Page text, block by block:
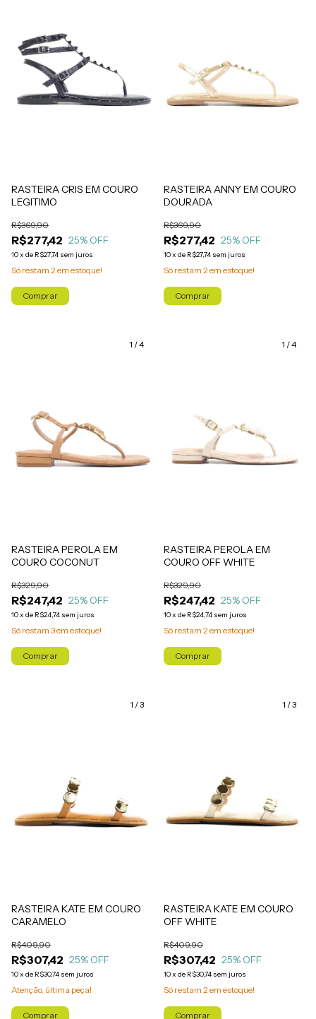
RASTEIRA CRIS EM COURO
LEGITIMO
R$277,42
R$369,90
25% OFF
10x de R$27,74 sem juros
Só restam 2em estoque!
Comprar
RASTEIRA ANNY EM COURO
DOURADA
R$277,42
R$369,90
25% OFF
10x de R$27,74 sem juros
Só restam 2em estoque!
Comprar
1 /4
RASTEIRA PEROLA EM
COURO COCONUT
R$247,42
R$329,90
25% OFF
10x de R$24,74 sem juros
Só restam 3em estoque!
Comprar
1 /4
RASTEIRA PEROLA EM
COURO OFF WHITE
R$247,42
R$329,90
25% OFF
10x de R$24,74 sem juros
Só restam 2 em estoque!
Comprar
1 /3
RASTEIRA KATE EM COURO
CARAMELO
R$307,42
R$409,90
25% OFF
10x de R$30,74 sem juros
Atenção, última peça!
Comprar
1 /3
RASTEIRA KATE EM COURO
OFF WHITE
R$307,42
R$409,90
25% OFF
10x de R$30,74 sem juros
Só restam 2 em estoque!
Comprar